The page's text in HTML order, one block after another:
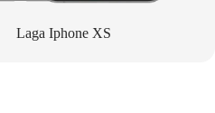
Laga Iphone XS